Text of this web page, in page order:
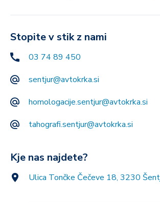
Stopite v stik z nami
03 74 89 450
sentjur@avtokrka.si
homologacije.sentjur@avtokrka.si
tahografi.sentjur@avtokrka.si
Kje nas najdete?
Ulica Tončke Čečeve 18, 3230